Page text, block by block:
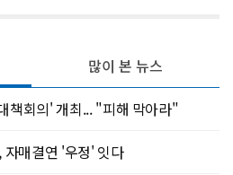
책회의' 개최... "피해 막아라"
매결연 '우정' 잇다
많이 본 뉴스